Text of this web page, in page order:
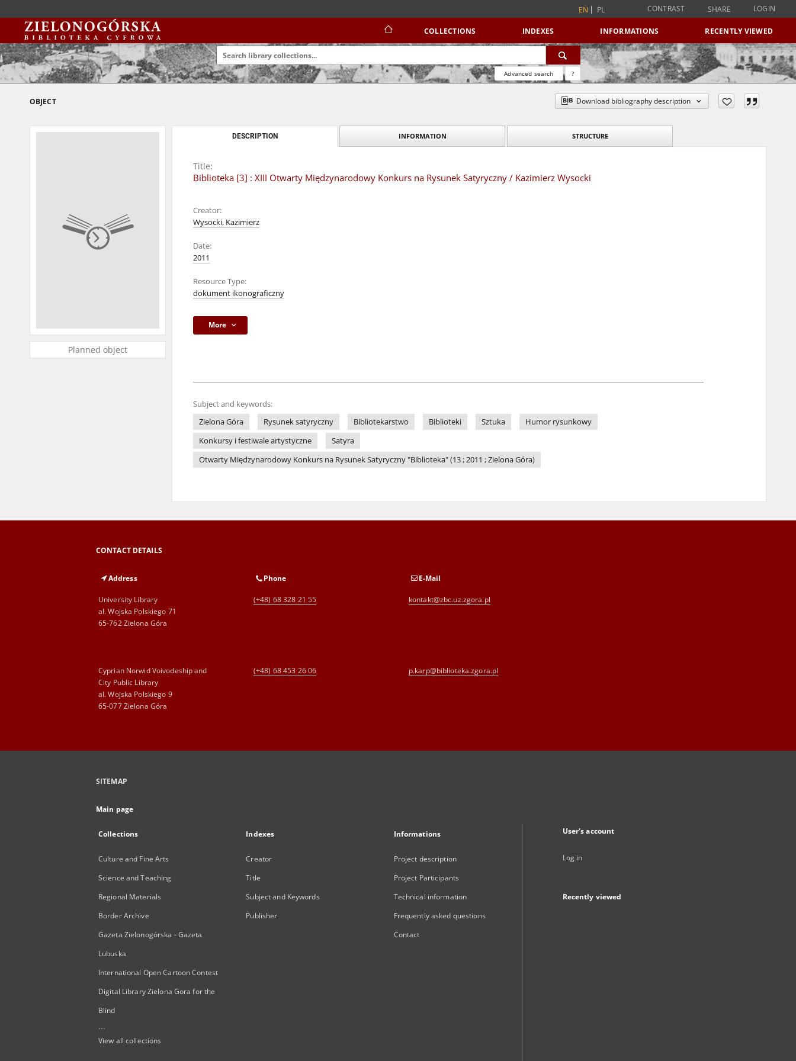
EN PL CONTRAST SHARE LOGIN
COLLECTIONS INDEXES INFORMATIONS RECENTLY VIEWED
Advanced search ?
OBJECT Download bibliography description
Planned object
DESCRIPTION INFORMATION STRUCTURE
Title:
Biblioteka [3] : XIII Otwarty Międzynarodowy Konkurs na Rysunek Satyryczny / Kazimierz Wysocki
Creator:
Wysocki, Kazimierz
Date:
2011
Resource Type:
dokument ikonograficzny
More
Subject and keywords:
Zielona Góra
Rysunek satyryczny Bibliotekarstwo Biblioteki Sztuka
Humor rysunkowy
Konkursy i festiwale artystyczne
Satyra
Otwarty Międzynarodowy Konkurs na Rysunek Satyryczny "Biblioteka" (13 ; 2011 ; Zielona Góra)
CONTACT DETAILS
Address
University Library
al. Wojska Polskiego 71
65-762 Zielona Góra
Phone
(+48) 68 328 21 55
E-Mail
kontakt@zbc.uz.zgora.pl
Cyprian Norwid Voivodeship and
City Public Library
al. Wojska Polskiego 9
65-077 Zielona Góra
(+48) 68 453 26 06 p.karp@biblioteka.zgora.pl
SITEMAP
Main page
Collections
Culture and Fine Arts
Science and Teaching
Regional Materials
Border Archive
Gazeta Zielonogórska - Gazeta
Lubuska
International Open Cartoon Contest
Digital Library Zielona Gora for the
Blind
...
View all collections
Indexes
Creator
Title
Subject and Keywords
Publisher
Informations
Project description
Project Participants
Technical information
Frequently asked questions
Contact
User's account
Log in
Recently viewed